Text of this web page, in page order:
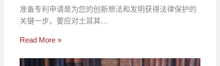
准备专利申请是为您的创新想法和发明获得法律保护的
关键一步。要应对土耳其…
Read More »